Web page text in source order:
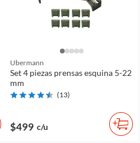
Ubermann
Set 4 piezas prensas esquina 5-22
mm
(13)
$499 c/u